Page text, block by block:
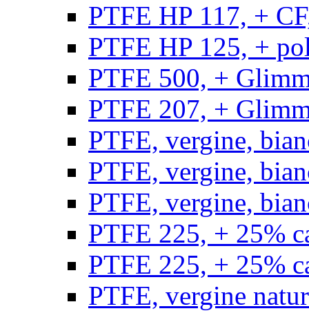
PTFE HP 117, +
PTFE HP 125, +
PTFE 500, +
PTFE 207, +
PTFE, vergine,
PTFE, vergine,
PTFE, vergine,
PTFE 225, + 25%
PTFE 225, + 25%
PTFE, vergine